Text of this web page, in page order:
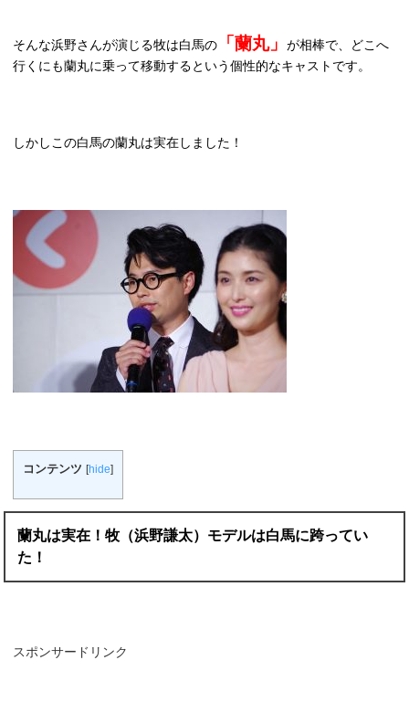
そんな浜野さんが演じる牧は白馬の 「蘭丸」が相棒で、どこへ
行くにも蘭丸に乗って移動するという個性的なキャストです。
しかしこの白馬の蘭丸は実在しました！
コンテンツ [hide]
蘭丸は実在！牧（浜野謙太）モデルは白馬に跨ってい
た！
スポンサードリンク